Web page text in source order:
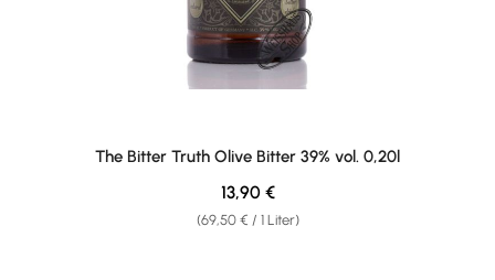
The Bitter Truth Olive Bitter 39% vol. 0,20l
(69,50 € / 1 Liter)
Regulärer Preis:
13,90 €